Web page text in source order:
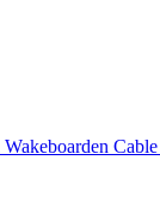
Wakeboarden